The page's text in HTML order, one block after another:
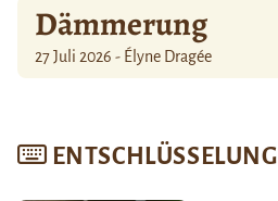
Dämmerung
27 Juli 2026 - Élyne Dragée
ENTSCHLÜSSELUNG